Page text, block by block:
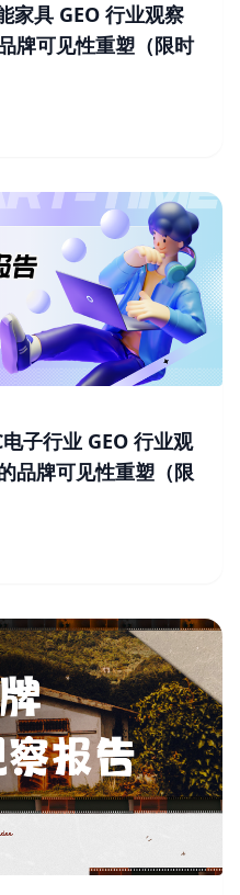
家具 GEO 行业观察
牌可见性重塑（限时
子行业 GEO 行业观
品牌可见性重塑（限